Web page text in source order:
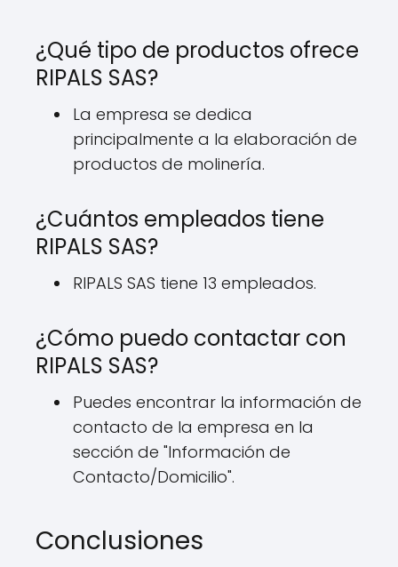
¿Qué tipo de productos ofrece
RIPALS SAS?
La empresa se dedica
principalmente a la elaboración de
productos de molinería.
¿Cuántos empleados tiene
RIPALS SAS?
RIPALS SAS tiene 13 empleados.
¿Cómo puedo contactar con
RIPALS SAS?
Puedes encontrar la información de
contacto de la empresa en la
sección de "Información de
Contacto/Domicilio".
Conclusiones